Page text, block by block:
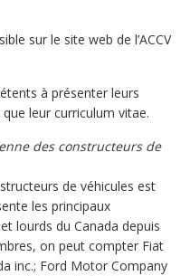
sur le site web de l’ACCV
à présenter leurs
que leur curriculum vitae.
des constructeurs de
de véhicules est
les principaux
lourds du Canada depuis
on peut compter Fiat
inc.; Ford Motor Company